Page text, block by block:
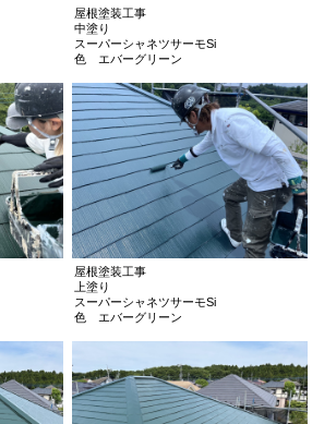
屋根塗装工事
中塗り
スーパーシャネツサーモSi
色 エバーグリーン
屋根塗装工事
上塗り
スーパーシャネツサーモSi
色 エバーグリーン